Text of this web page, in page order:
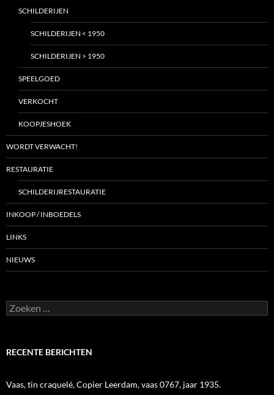
SCHILDERIJEN
SCHILDERIJEN < 1950
SCHILDERIJEN > 1950
SPEELGOED
VERKOCHT
KOOPJESHOEK
WORDT VERWACHT!
RESTAURATIE
SCHILDERIJRESTAURATIE
INKOOP / INBOEDELS
LINKS
NIEUWS
Zoeken
naar:
RECENTE BERICHTEN
Vaas, tin craquelé, Copier Leerdam, vaas 0767, jaar 1935.